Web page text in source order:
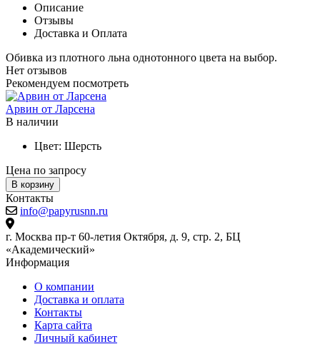
Описание
Отзывы
Доставка и Оплата
Обивка из плотного льна однотонного цвета на выбор.
Нет отзывов
Рекомендуем посмотреть
Арвин от Ларсена
В наличии
Цвет: Шерсть
Цена по запросу
В корзину
Контакты
info@papyrusnn.ru
г. Москва пр-т 60-летия Октября, д. 9, стр. 2, БЦ
«Академический»
Информация
О компании
Доставка и оплата
Контакты
Карта сайта
Личный кабинет